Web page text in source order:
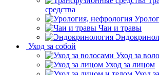
средства
Чаи и травы
Уход за собой
Уход за
Уход за лицом